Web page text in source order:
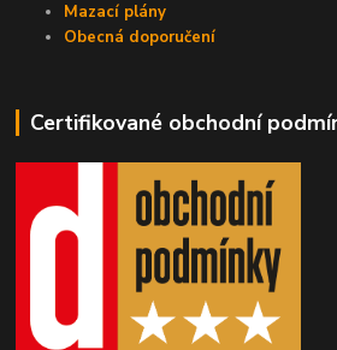
Mazací plány
Obecná doporučení
Certifikované obchodní